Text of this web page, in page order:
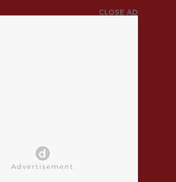
CLOSE AD